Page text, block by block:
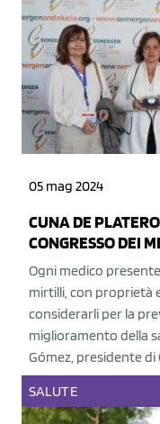
05 mag 2024
CUNA DE
CONGRESSO DEI
Ogni medico
mirtilli, con proprietà
considerarli per la
miglioramento della
Gómez, presidente di
SALUTE